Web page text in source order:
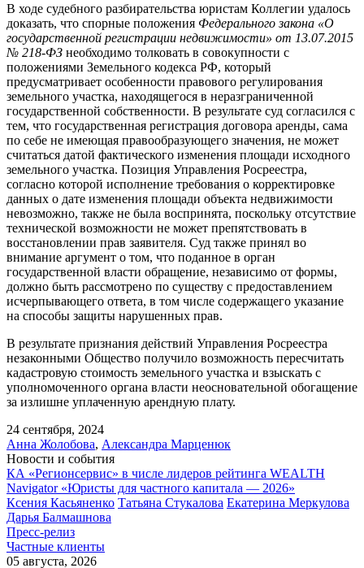
В ходе судебного разбирательства юристам Коллегии удалось
доказать, что спорные положения Федерального закона «О
государственной регистрации недвижимости» от 13.07.2015
№ 218-ФЗ необходимо толковать в совокупности с
положениями Земельного кодекса РФ, который
предусматривает особенности правового регулирования
земельного участка, находящегося в неразграниченной
государственной собственности. В результате суд согласился с
тем, что государственная регистрация договора аренды, сама
по себе не имеющая правообразующего значения, не может
считаться датой фактического изменения площади исходного
земельного участка. Позиция Управления Росреестра,
согласно которой исполнение требования о корректировке
данных о дате изменения площади объекта недвижимости
невозможно, также не была воспринята, поскольку отсутствие
технической возможности не может препятствовать в
восстановлении прав заявителя. Суд также принял во
внимание аргумент о том, что поданное в орган
государственной власти обращение, независимо от формы,
должно быть рассмотрено по существу с предоставлением
исчерпывающего ответа, в том числе содержащего указание
на способы защиты нарушенных прав.
В результате признания действий Управления Росреестра
незаконными Общество получило возможность пересчитать
кадастровую стоимость земельного участка и взыскать с
уполномоченного органа власти неосновательной обогащение
за излишне уплаченную арендную плату.
24 сентября, 2024
Анна Жолобова, Александра Марценюк
Новости и события
КА «Регионсервис» в числе лидеров рейтинга WEALTH
Navigator «Юристы для частного капитала — 2026»
Ксения Касьяненко Татьяна Стукалова Екатерина Меркулова
Дарья Балмашнова
Пресс-релиз
Частные клиенты
05 августа, 2026